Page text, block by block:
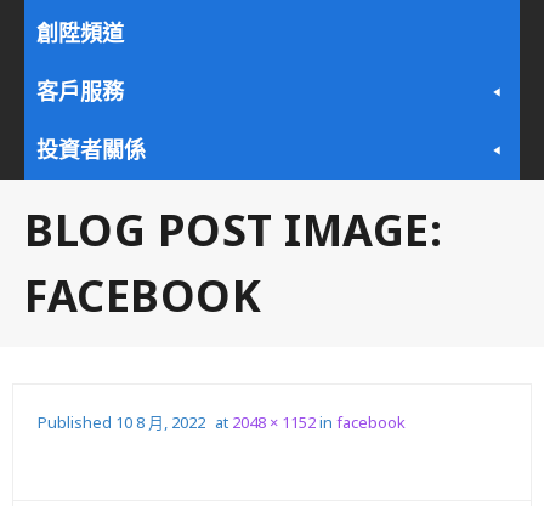
創陞頻道
客戶服務
投資者關係
BLOG POST IMAGE:
FACEBOOK
Published 10 8 月, 2022 at 2048 × 1152in facebook